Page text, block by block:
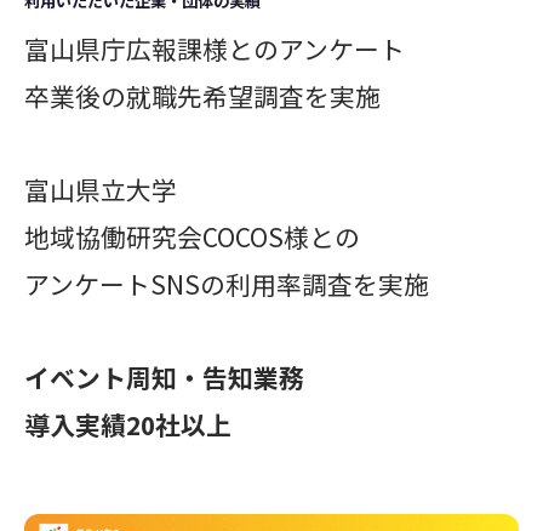
富山県庁広報課様とのアンケート
卒業後の就職先希望調査を実施
富山県立大学
地域協働研究会COCOS様との
アンケートSNSの利用率調査を実施
イベント周知・告知業務
導入実績20社以上